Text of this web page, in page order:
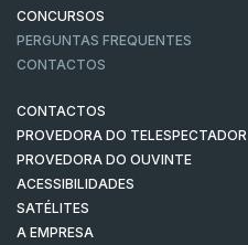
CONCURSOS
PERGUNTAS FREQUENTES
CONTACTOS
CONTACTOS
PROVEDORA DO TELESPECTADOR
PROVEDORA DO OUVINTE
ACESSIBILIDADES
SATÉLITES
A EMPRESA